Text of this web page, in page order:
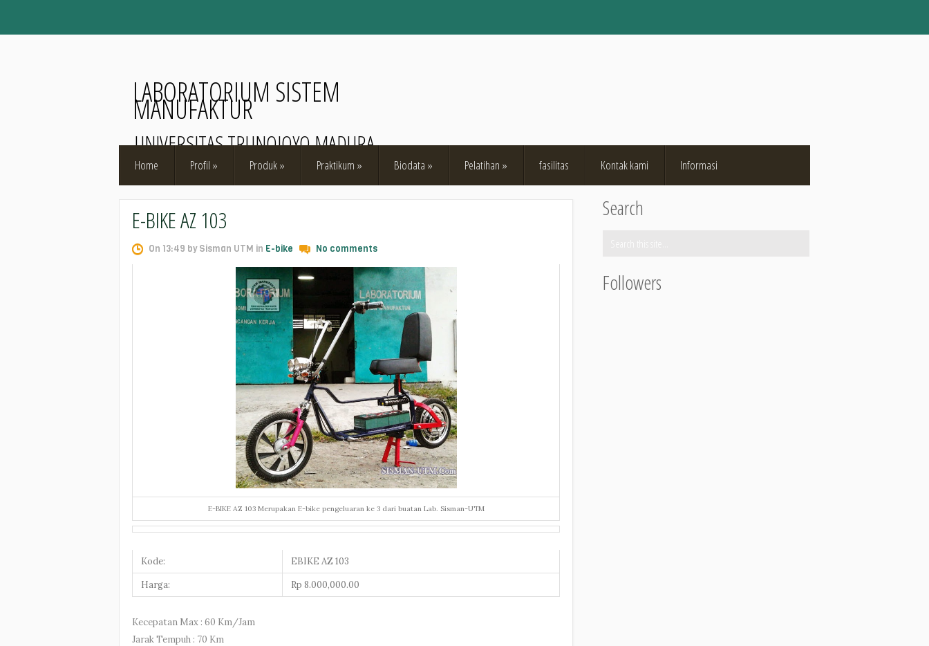
LABORATORIUM SISTEM
MANUFAKTUR
UNIVERSITAS TRUNOJOYO MADURA
Home Profil » Produk» Praktikum » Biodata » Pelatihan » fasilitas Kontak kami Informasi
E-BIKE AZ 103
On 13:49 by Sisman UTM in E-bike No comments
E-BIKE AZ 103 Merupakan E-bike pengeluaran ke 3 dari buatan Lab. Sisman-UTM
Kode:
EBIKE AZ 103
Harga:
Rp 8.000,000.00
Kecepatan Max : 60 Km/Jam
Jarak Tempuh : 70 Km
Search
Followers